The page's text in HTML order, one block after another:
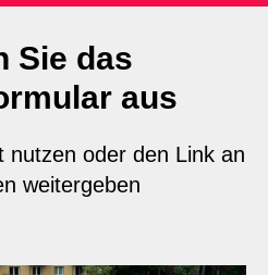
Sie das
aus
nutzen oder den Link an
weitergeben